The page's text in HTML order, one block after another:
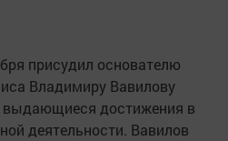
присудил основателю
Владимиру Вавилову
выдающиеся достижения в
деятельности. Вавилов